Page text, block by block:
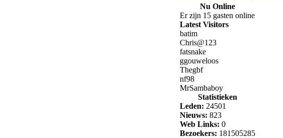
Nu Online
Er zijn 15 gasten online
Latest Visitors
batim
Chris@123
fatsnake
ggouweloos
Thegbf
nf98
MrSambaboy
Statistieken
Leden: 24501
Nieuws: 823
Web Links: 0
Bezoekers: 181505285